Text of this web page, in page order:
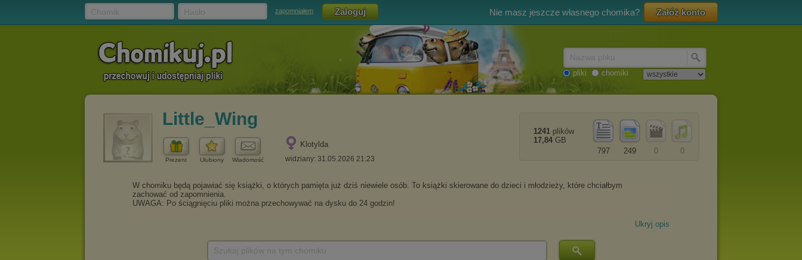
zapomniałem Nie masz jeszcze własnego chomika? Załóż konto
pliki chomiki
Little_Wing
Prezent Ulubiony Wiadomość
Klotylda
widziany: 31.05.2026 21:23
0
0
249
797
1241 plików
17,84 GB
Ukryj opis